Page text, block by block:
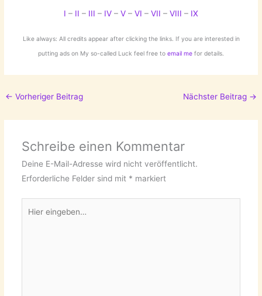
I – II – III – IV – V – VI – VII – VIII – IX
Like always: All credits appear after clicking the links. If you are interested in
putting ads on My so-called Luck feel free to email me for details.
← Vorheriger Beitrag Nächster Beitrag →
Schreibe einen Kommentar
Deine E-Mail-Adresse wird nicht veröffentlicht.
Erforderliche Felder sind mit * markiert
eingeben…